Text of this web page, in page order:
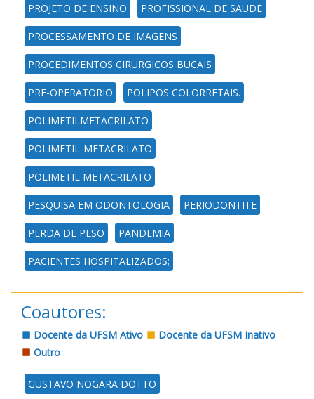
PROJETO DE ENSINO PROFISSIONAL DE SAUDE
PROCESSAMENTO DE IMAGENS
PROCEDIMENTOS CIRURGICOS BUCAIS
PRE-OPERATORIO POLIPOS COLORRETAIS.
POLIMETILMETACRILATO
POLIMETIL-METACRILATO
POLIMETIL METACRILATO
PESQUISA EM ODONTOLOGIA PERIODONTITE
PERDA DE PESO PANDEMIA
PACIENTES HOSPITALIZADOS;
Coautores:
Docente da UFSM Ativo
Docente da UFSM Inativo
Outro
GUSTAVO NOGARA DOTTO